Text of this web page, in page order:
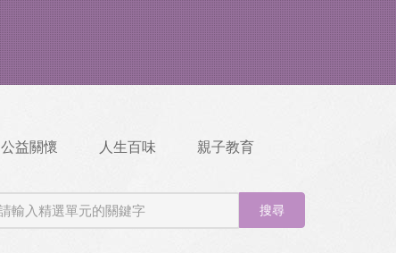
公益關懷 人生百味 親子教育
搜尋